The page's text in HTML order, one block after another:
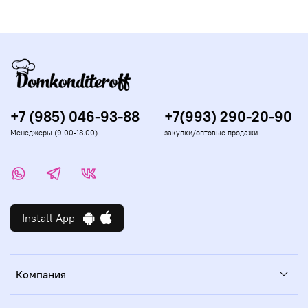
Именно поэтому такие сладости начинают «стрелять»
во рту, их нужно хранить в плотно закрытой таре вдали
от пара и жидкостей.
Компания
Install App
+7 (985) 046-93-88
Менеджеры (9.00-18.00)
+7(993) 290-20-90
закупки/оптовые продажи